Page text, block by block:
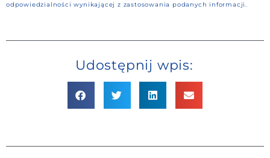
odpowiedzialności wynikającej z zastosowania podanych informacji.
Udostępnij wpis: